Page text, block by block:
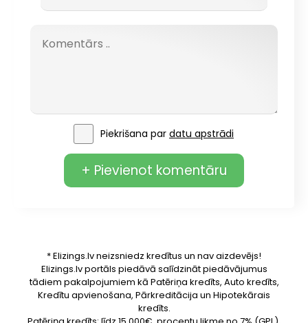
Piekrišana par datu apstrādi
+ Pievienot komentāru
* Elizings.lv neizsniedz kredītus un nav aizdevējs!
Elizings.lv portāls piedāvā salīdzināt piedāvājumus
tādiem pakalpojumiem kā Patēriņa kredīts, Auto kredīts,
Kredītu apvienošana, Pārkreditācija un Hipotekārais
kredīts.